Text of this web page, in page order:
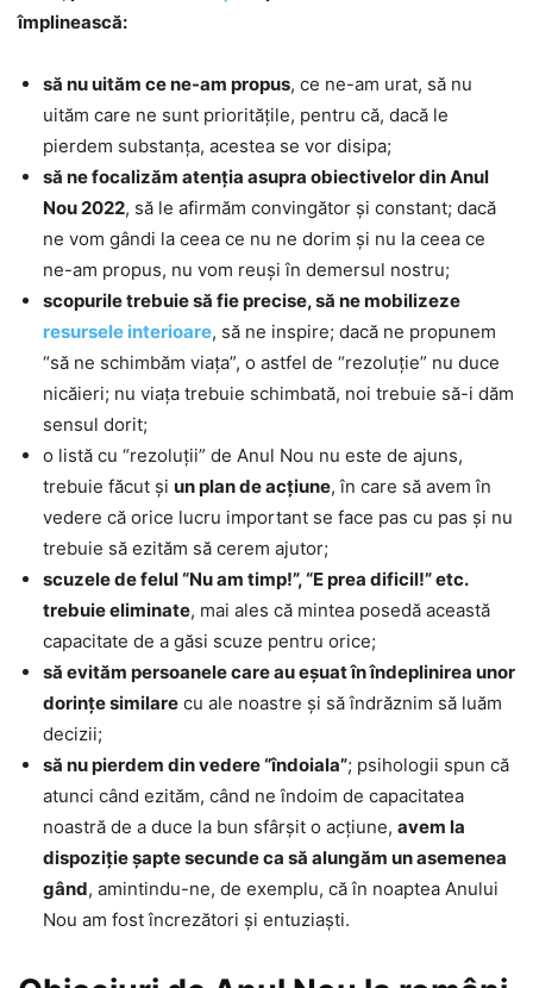
împlinească:
să nu uităm ce ne-am propus, ce ne-am urat, să nu
uităm care ne sunt priorităţile, pentru că, dacă le
pierdem substanţa, acestea se vor disipa;
să ne focalizăm atenţia asupra obiectivelor din Anul
Nou 2022, să le afirmăm convingător şi constant; dacă
ne vom gândi la ceea ce nu ne dorim şi nu la ceea ce
ne-am propus, nu vom reuşi în demersul nostru;
scopurile trebuie să fie precise, să ne mobilizeze
resursele interioare, să ne inspire; dacă ne propunem
“să ne schimbăm viaţa”, o astfel de “rezoluţie” nu duce
nicăieri; nu viaţa trebuie schimbată, noi trebuie să-i dăm
sensul dorit;
o listă cu “rezoluţii” de Anul Nou nu este de ajuns,
trebuie făcut şi un plan de acţiune, în care să avem în
vedere că orice lucru important se face pas cu pas şi nu
trebuie să ezităm să cerem ajutor;
scuzele de felul “Nu am timp!”, “E prea dificil!” etc.
trebuie eliminate, mai ales că mintea posedă această
capacitate de a găsi scuze pentru orice;
să evităm persoanele care au eşuat în îndeplinirea unor
dorinţe similare cu ale noastre şi să îndrăznim să luăm
decizii;
să nu pierdem din vedere “îndoiala”; psihologii spun că
atunci când ezităm, când ne îndoim de capacitatea
noastră de a duce la bun sfârşit o acţiune, avem la
dispoziţie şapte secunde ca să alungăm un asemenea
gând, amintindu-ne, de exemplu, că în noaptea Anului
Nou am fost încrezători şi entuziaşti.